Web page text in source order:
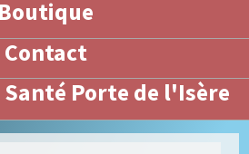
Boutique
Contact
Porte de l'Isère